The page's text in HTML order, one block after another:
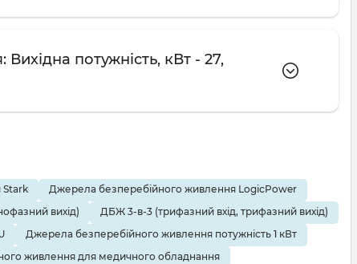
потужність, кВт - 27,
Джерела безперебійного живлення LogicPower
вихід)
ДБЖ 3-в-3 (трифазний вхід, трифазний вихід)
Джерела безперебійного живлення потужність 1 кВт
живлення для медичного обладнання